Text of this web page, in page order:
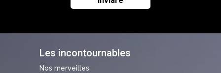
Les incontournables
Nos merveilles